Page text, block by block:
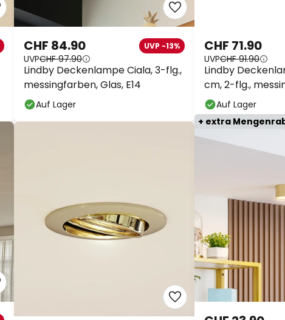
Lindby Deckenlampe Ciala, 3-flg.,
messingfarben, Glas, E14
CHF 84.90 UVP -13%
UVPCHF 97.90
Auf Lager
Lindby
cm, 2-flg.,
CHF 71.90
UVPCHF 91.90
Auf Lager
+ extra